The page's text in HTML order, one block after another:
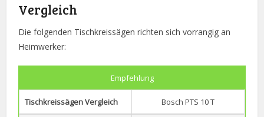
Vergleich
Die folgenden Tischkreissägen richten sich vorrangig an
Heimwerker:
Empfehlung
Tischkreissägen Vergleich Bosch PTS 10 T